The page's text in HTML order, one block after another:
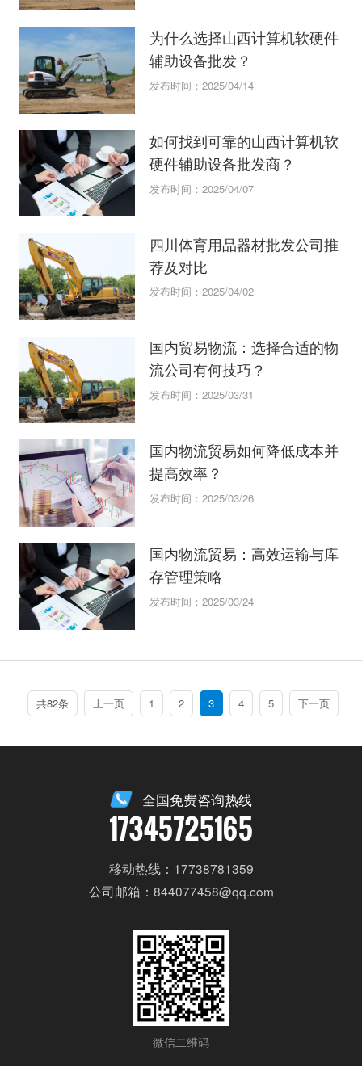
为什么选择山西计算机软硬件
辅助设备批发？
发布时间：2025/04/14
如何找到可靠的山西计算机软
硬件辅助设备批发商？
发布时间：2025/04/07
四川体育用品器材批发公司推
荐及对比
发布时间：2025/04/02
国内贸易物流：选择合适的物
流公司有何技巧？
发布时间：2025/03/31
国内物流贸易如何降低成本并
提高效率？
发布时间：2025/03/26
国内物流贸易：高效运输与库
存管理策略
发布时间：2025/03/24
共82条 上一页 1 2 3 4 5 下一页
全国免费咨询热线
17345725165
移动热线：17738781359
公司邮箱：844077458@qq.com
微信二维码